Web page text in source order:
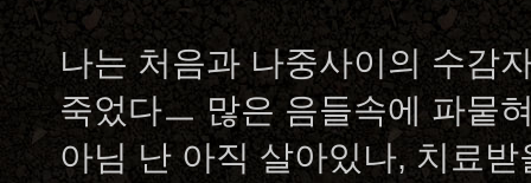
나는 처음과 나중사이의 수감
죽었다ㅡ 많은 음들속에 파뭍
아님 난 아직 살아있나, 치료